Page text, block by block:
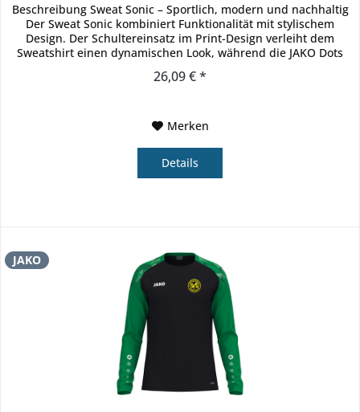
Beschreibung Sweat Sonic – Sportlich, modern und nachhaltig
Der Sweat Sonic kombiniert Funktionalität mit stylischem
Design. Der Schultereinsatz im Print-Design verleiht dem
Sweatshirt einen dynamischen Look, während die JAKO Dots
26,09 € *
Merken
Details
JAKO